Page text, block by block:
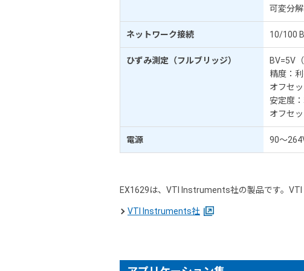
可変分
ネットワーク接続 10/100
ひずみ測定（フルブリッジ）
BV=5V
精度：
オフセ
安定度
オフセ
電源 90〜
EX1629は、VTI Instruments社の製品です。
VTI Instruments社